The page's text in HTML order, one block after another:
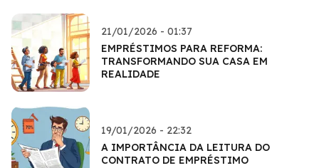
21/01/2026 - 01:37
EMPRÉSTIMOS PARA REFORMA:
TRANSFORMANDO SUA CASA EM
REALIDADE
19/01/2026 - 22:32
A IMPORTÂNCIA DA LEITURA DO
CONTRATO DE EMPRÉSTIMO